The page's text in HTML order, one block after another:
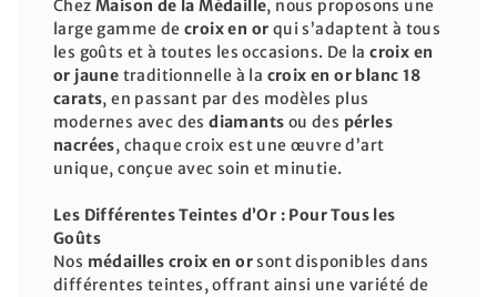
Chez Maison de la Médaille, nous proposons une
large gamme decroix en or qui s’adaptent à tous
les goûts et à toutes les occasions. De lacroix en
or jaune traditionnelle à la croix en or blanc 18
carats, en passant par des modèles plus
modernes avec desdiamants ou des pérles
nacrées, chaque croix est une œuvre d’art
unique, conçue avec soin et minutie.
Les Différentes Teintes d’Or : Pour Tous les
Goûts
Nos médailles croix en orsont disponibles dans
différentes teintes, offrant ainsi une variété de